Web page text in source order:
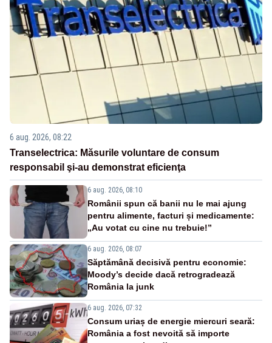
6 aug. 2026, 08:22
Transelectrica: Măsurile voluntare de consum
responsabil şi-au demonstrat eficienţa
6 aug. 2026, 08:10
Românii spun că banii nu le mai ajung
pentru alimente, facturi și medicamente:
„Au votat cu cine nu trebuie!”
6 aug. 2026, 08:07
Săptămână decisivă pentru economie:
Moody’s decide dacă retrogradează
România la junk
6 aug. 2026, 07:32
Consum uriaș de energie miercuri seară:
România a fost nevoită să importe